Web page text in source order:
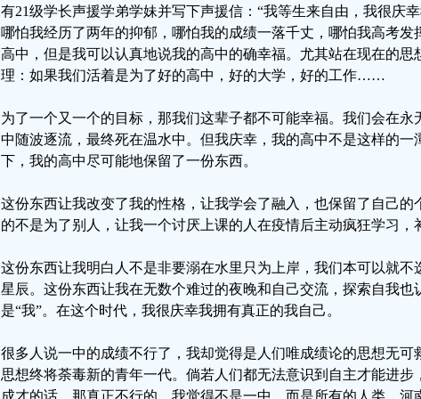
有21级学长声援学弟学妹并写下声援信：“我等生来自由，我很庆
哪怕我经历了两年的抑郁，哪怕我的成绩一落千丈，哪怕我高考发
高中，但是我可以认真地说我的高中的确幸福。尤其站在现在的思
理：如果我们活着是为了好的高中，好的大学，好的工作……
为了一个又一个的目标，那我们这辈子都不可能幸福。我们会在永
中随波逐流，最终死在温水中。但我庆幸，我的高中不是这样的一
下，我的高中尽可能地保留了一份东西。
这份东西让我改变了我的性格，让我学会了融入，也保留了自己的
的不是为了别人，让我一个讨厌上课的人在疫情后主动疯狂学习，
这份东西让我明白人不是非要溺在水里只为上岸，我们本可以就不
星辰。这份东西让我在无数个难过的夜晚和自己交流，探索自我也
是“我”。在这个时代，我很庆幸我拥有真正的我自己。
很多人说一中的成绩不行了，我却觉得是人们唯成绩论的思想无可
思想终将荼毒新的青年一代。倘若人们都无法意识到自主才能进步
成才的话，那真正不行的，我觉得不是一中，而是所有的人类。河